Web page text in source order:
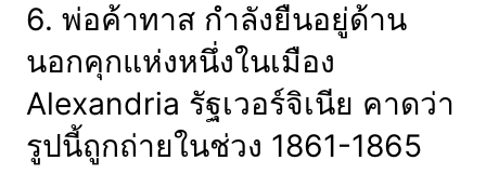
6. พ่อค้าทาส กำลังยืนอยู่ด้าน
นอกคุกแห่งหนึ่งในเมือง
Alexandria รัฐเวอร์จิเนีย คาดว่า
รูปนี้ถูกถ่ายในช่วง 1861-1865